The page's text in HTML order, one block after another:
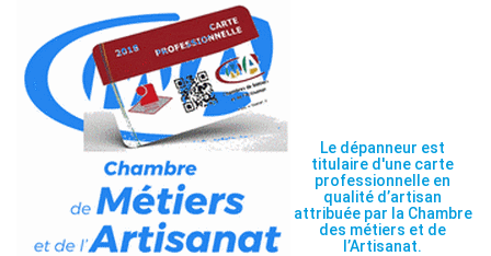
Le dépanneur est
titulaire d'une carte
professionnelle en
qualité d’artisan
attribuée par la Chambre
des métiers et de
l’Artisanat.